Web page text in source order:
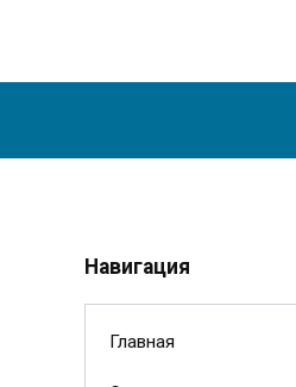
Навигация
Главная